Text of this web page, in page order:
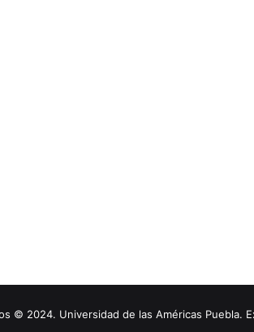
© 2024. Universidad de las Américas Puebla.